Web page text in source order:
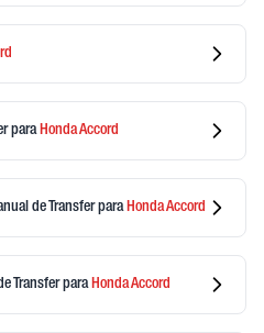
para HondaAccord
de Transferpara HondaAccord
Transferpara HondaAccord